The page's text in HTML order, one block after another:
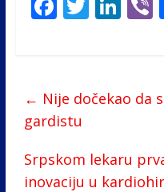
ac
o
o
k
w n
dI
← Nije dočekao da
gardistu
Srpskom lekaru
inovaciju u